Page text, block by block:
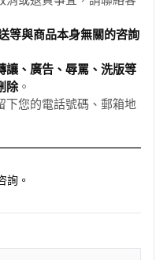
等與商品本身無關的咨詢
讓、廣告、辱罵、洗版等
除。
下您的電話號碼、郵箱地
詢。